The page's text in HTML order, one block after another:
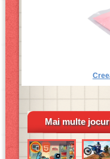
Mai multe